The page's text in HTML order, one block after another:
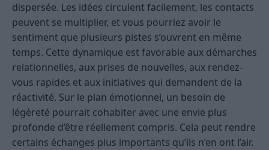
dispersée. Les idées circulent facilement, les contacts
peuvent se multiplier, et vous pourriez avoir le
sentiment que plusieurs pistes s’ouvrent en même
temps. Cette dynamique est favorable aux démarches
relationnelles, aux prises de nouvelles, aux rendez-
vous rapides et aux initiatives qui demandent de la
réactivité. Sur le plan émotionnel, un besoin de
légèreté pourrait cohabiter avec une envie plus
profonde d’être réellement compris. Cela peut rendre
certains échanges plus importants qu’ils n’en ont l’air.